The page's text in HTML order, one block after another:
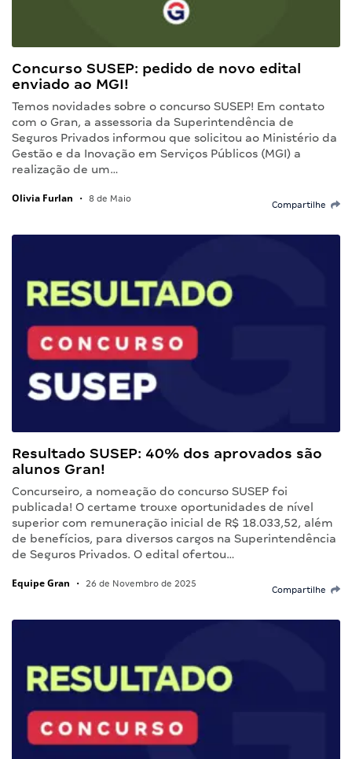
Concurso SUSEP: pedido de novo edital
enviado ao MGI!
Temos novidades sobre o concurso SUSEP! Em contato
com o Gran, a assessoria da Superintendência de
Seguros Privados informou que solicitou ao Ministério da
Gestão e da Inovação em Serviços Públicos (MGI) a
realização de um…
Olivia Furlan • 8 de Maio
Compartilhe
Resultado SUSEP: 40% dos aprovados são
alunos Gran!
Concurseiro, a nomeação do concurso SUSEP foi
publicada! O certame trouxe oportunidades de nível
superior com remuneração inicial de R$ 18.033,52, além
de benefícios, para diversos cargos na Superintendência
de Seguros Privados. O edital ofertou…
Equipe Gran • 26 de Novembro de 2025
Compartilhe